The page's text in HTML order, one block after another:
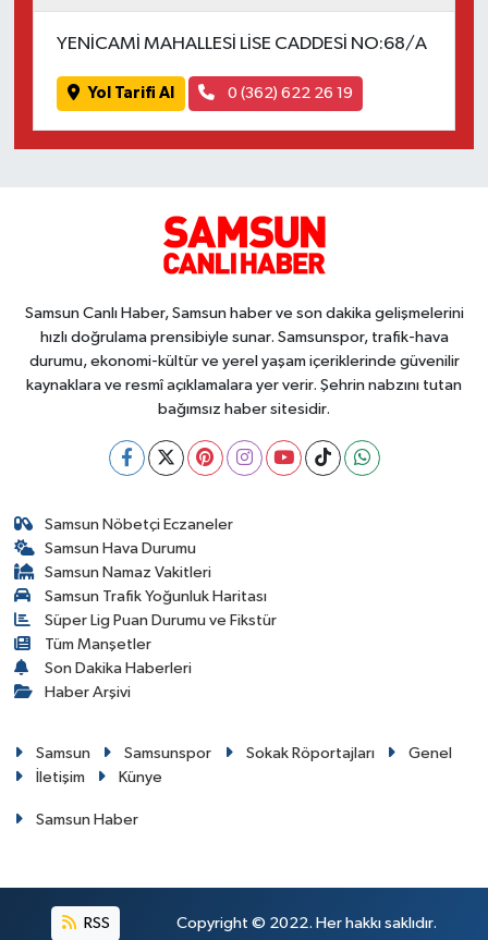
YENİCAMİ MAHALLESİ LİSE CADDESİ NO:68/A
Yol Tarifi Al 0 (362) 622 26 19
Samsun Canlı Haber, Samsun haber ve son dakika gelişmelerini
hızlı doğrulama prensibiyle sunar. Samsunspor, trafik-hava
durumu, ekonomi-kültür ve yerel yaşam içeriklerinde güvenilir
kaynaklara ve resmî açıklamalara yer verir. Şehrin nabzını tutan
bağımsız haber sitesidir.
Samsun Nöbetçi Eczaneler
Samsun Hava Durumu
Samsun Namaz Vakitleri
Samsun Trafik Yoğunluk Haritası
Süper Lig Puan Durumu ve Fikstür
Tüm Manşetler
Son Dakika Haberleri
Haber Arşivi
Samsun Samsunspor Sokak Röportajları
Genel
İletişim
Künye
Samsun Haber
RSS Copyright © 2022. Her hakkı saklıdır.